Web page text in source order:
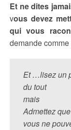
Et ne dites
vous devez
qui vous
demande
Et …lisez un
du tout
mais
Admettez
vous ne